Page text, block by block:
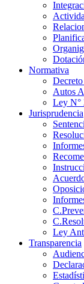
Normativa
Autos
Ley N°
Jurisprudencia
Ley
Transparencia